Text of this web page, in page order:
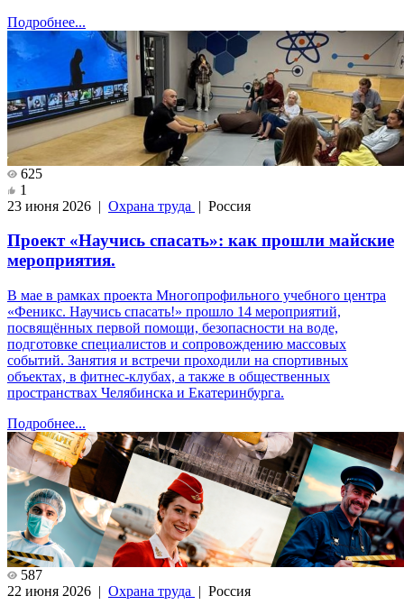
Подробнее...
625
1
23 июня 2026 | Охрана труда | Россия
Проект «Научись спасать»: как прошли майские
мероприятия.
В мае в рамках проекта Многопрофильного учебного центра
«Феникс. Научись спасать!» прошло 14 мероприятий,
посвящённых первой помощи, безопасности на воде,
подготовке специалистов и сопровождению массовых
событий. Занятия и встречи проходили на спортивных
объектах, в фитнес-клубах, а также в общественных
пространствах Челябинска и Екатеринбурга.
Подробнее...
587
22 июня 2026 | Охрана труда | Россия